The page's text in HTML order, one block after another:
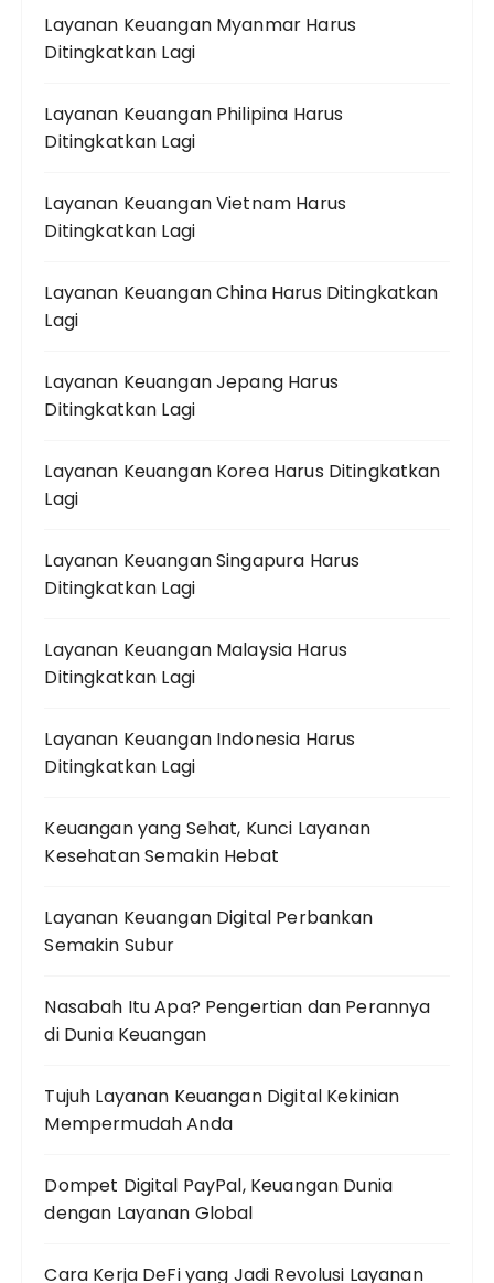
Layanan Keuangan Myanmar Harus
Ditingkatkan Lagi
Layanan Keuangan Philipina Harus
Ditingkatkan Lagi
Layanan Keuangan Vietnam Harus
Ditingkatkan Lagi
Layanan Keuangan China Harus Ditingkatkan
Lagi
Layanan Keuangan Jepang Harus
Ditingkatkan Lagi
Layanan Keuangan Korea Harus Ditingkatkan
Lagi
Layanan Keuangan Singapura Harus
Ditingkatkan Lagi
Layanan Keuangan Malaysia Harus
Ditingkatkan Lagi
Layanan Keuangan Indonesia Harus
Ditingkatkan Lagi
Keuangan yang Sehat, Kunci Layanan
Kesehatan Semakin Hebat
Layanan Keuangan Digital Perbankan
Semakin Subur
Nasabah Itu Apa? Pengertian dan Perannya
di Dunia Keuangan
Tujuh Layanan Keuangan Digital Kekinian
Mempermudah Anda
Dompet Digital PayPal, Keuangan Dunia
dengan Layanan Global
Cara Kerja DeFi yang Jadi Revolusi Layanan